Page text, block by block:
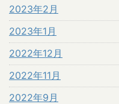
2023年2月
2023年1月
2022年12月
2022年11月
2022年9月